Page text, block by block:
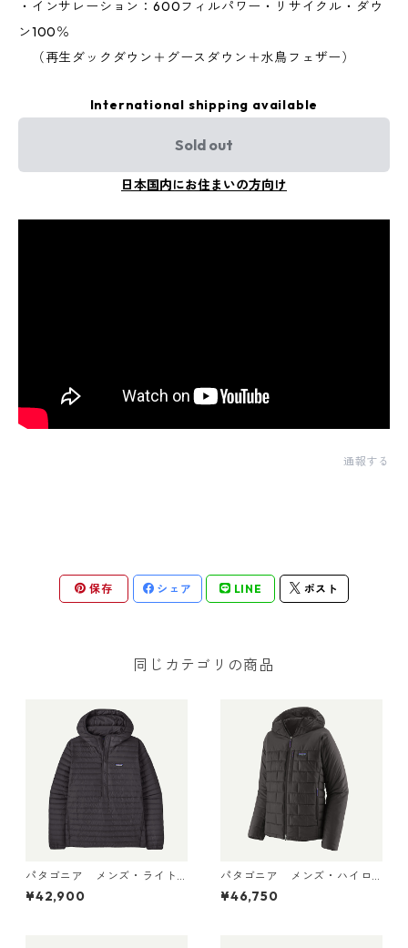
・インサレーション：600フィルパワー・リサイクル・ダウ
ン100％
（再生ダックダウン＋グースダウン＋水鳥フェザー）
International shipping available
Sold out
日本国内にお住まいの方向け
通報する
保存 シェア LINE ポスト
同じカテゴリの商品
パタゴニア メンズ・ライト
ウェイト・ダウン・セータ
ー・プルオーバー Black 319
¥42,900
パタゴニア メンズ・ハイロ
フト・ナノ・パフ・フーデ
¥46,750